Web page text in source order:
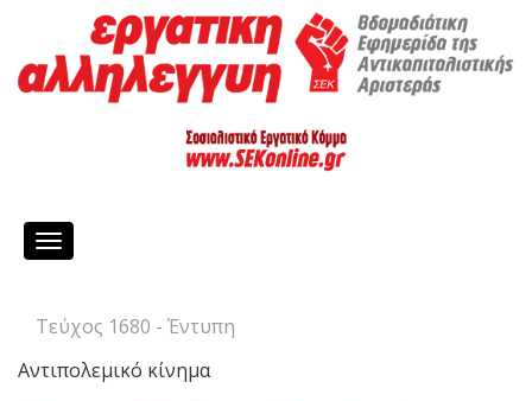
Toggle
Τεύχος 1680 - Έντυπη
Αντιπολεμικό κίνημα